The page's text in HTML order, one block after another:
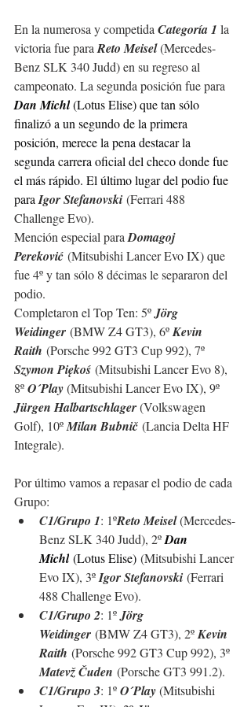
En la numerosa y competida Categoría 1 la
victoria fue para Reto Meisel (Mercedes-
Benz SLK 340 Judd) en su regreso al
campeonato. La segunda posición fue para
Dan Michl(Lotus Elise) que tan sólo
finalizó a un segundo de la primera
posición, merece la pena destacar la
segunda carrera oficial del checo donde fue
el más rápido. El último lugar del podio fue
para Igor Stefanovski (Ferrari 488
Challenge Evo).
Mención especial para Domagoj
Pereković (Mitsubishi Lancer Evo IX) que
fue 4º y tan sólo 8 décimas le separaron del
podio.
Completaron el Top Ten: 5º Jörg
Weidinger (BMW Z4 GT3), 6º Kevin
Raith (Porsche 992 GT3 Cup 992), 7º
Szymon Piękoś (Mitsubishi Lancer Evo 8),
8º O´Play (Mitsubishi Lancer Evo IX), 9º
Jürgen Halbartschlager (Volkswagen
Golf), 10º Milan Bubnič (Lancia Delta HF
Integrale).
Por último vamos a repasar el podio de cada
Grupo:
C1/Grupo 1: 1ºReto Meisel (Mercedes-
Benz SLK 340 Judd), 2º Dan
Michl (Lotus Elise) (Mitsubishi Lancer
Evo IX), 3º Igor Stefanovski (Ferrari
488 Challenge Evo).
C1/Grupo 2: 1º Jörg
Weidinger (BMW Z4 GT3), 2º Kevin
Raith (Porsche 992 GT3 Cup 992), 3º
Matevž Čuden (Porsche GT3 991.2).
C1/Grupo 3: 1º O´Play (Mitsubishi